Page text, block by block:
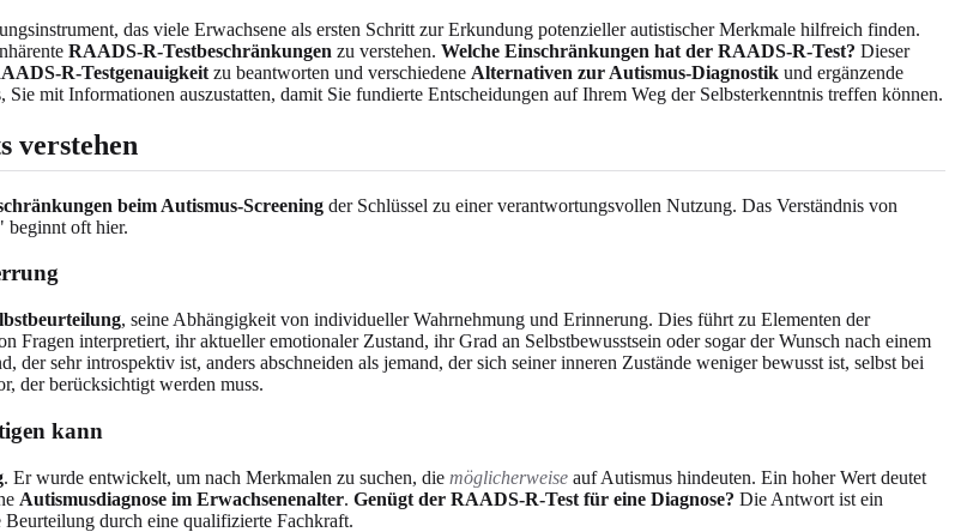
das viele Erwachsene als ersten Schritt zur Erkundung potenzieller autistischer Merkmale hilfreich finden.
RAADS-R-Testbeschränkungen zu verstehen. Welche Einschränkungen hat der RAADS-R-Test? Dieser
R-Testgenauigkeit zu beantworten und verschiedene Alternativen zur Autismus-Diagnostik und ergänzende
Sie mit Informationen auszustatten, damit Sie fundierte Entscheidungen auf Ihrem Weg der Selbsterkenntnis treffen können.
verstehen
beim Autismus-Screening der Schlüssel zu einer verantwortungsvollen Nutzung. Das Verständnis von
beginnt oft hier.
, seine Abhängigkeit von individueller Wahrnehmung und Erinnerung. Dies führt zu Elementen der
Fragen interpretiert, ihr aktueller emotionaler Zustand, ihr Grad an Selbstbewusstsein oder sogar der Wunsch nach einem
sehr introspektiv ist, anders abschneiden als jemand, der sich seiner inneren Zustände weniger bewusst ist, selbst bei
der berücksichtigt werden muss.
kann
. Er wurde entwickelt, um nach Merkmalen zu suchen, die möglicherweise auf Autismus hindeuten. Ein hoher Wert deutet
Autismusdiagnose im Erwachsenenalter. Genügt der RAADS-R-Test für eine Diagnose? Die Antwort ist ein
durch eine qualifizierte Fachkraft.